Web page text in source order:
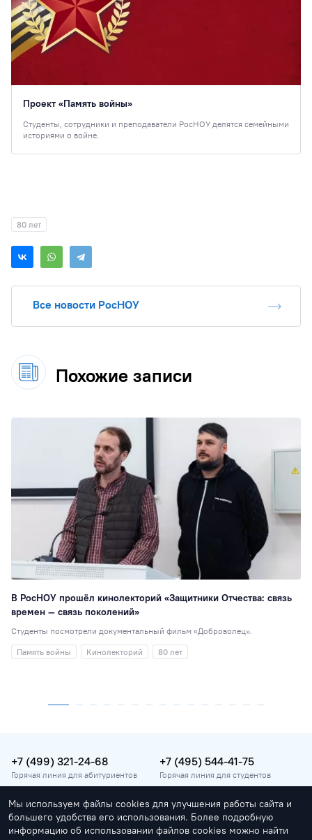
Проект «Память войны»
Студенты, сотрудники и преподаватели РосНОУ делятся семейными
историями о войне.
80 лет
Все новости РосНОУ
Похожие записи
В РосНОУ прошёл кинолекторий «Защитники Отчества: связь
времен — связь поколений»
Студенты посмотрели документальный фильм «Доброволец».
Память войны
Кинолекторий 80 лет
+7 (499) 321-24-68
Горячая линия для абитуриентов
+7 (495) 544-41-75
Горячая линия для студентов
vopros@rosnou.ru
Горячая линия для абитуриентов
Мы используем файлы cookies для улучшения работы сайта и
большего удобства его использования. Более подробную
информацию об использовании файлов cookies можно найти